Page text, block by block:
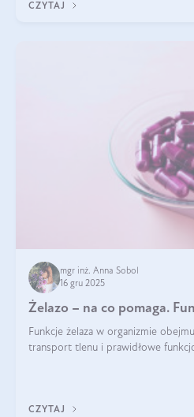
CZYTAJ
mgr inż. Anna Sobol
16 gru 2025
Żelazo – na co pomaga.
Funkcje żelaza w organizmie
transport tlenu i prawidłowe
CZYTAJ